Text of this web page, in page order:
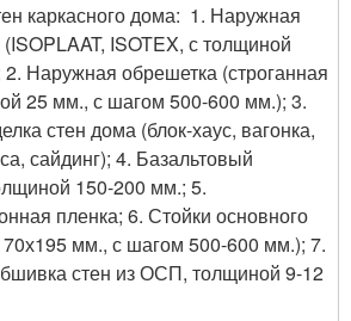
каркасного дома: 1. Наружная
ISOTEX, с толщиной
Наружная обрешетка (строганная
25 мм., с шагом 500-600 мм.); 3.
стен дома (блок-хаус, вагонка,
сайдинг); 4. Базальтовый
150-200 мм.; 5.
пленка; 6. Стойки основного
70х195 мм., с шагом 500-600 мм.); 7.
стен из ОСП, толщиной 9-12